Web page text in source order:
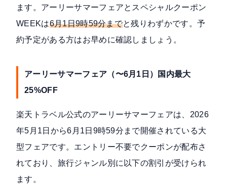
ます。アーリーサマーフェアとスペシャルクーポン
WEEKは6月1日9時59分までと残りわずかです。予
約予定がある方はお早めに確認しましょう。
アーリーサマーフェア（〜6月1日）国内最大
25%OFF
楽天トラベル公式のアーリーサマーフェアは、2026
年5月1日から6月1日9時59分まで開催されている大
型フェアです。エントリー不要でクーポンが配布さ
れており、旅行ジャンル別に以下の割引が受けられ
ます。